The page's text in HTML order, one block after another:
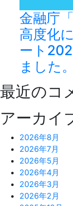
金融庁
高度化
ート
ました。
最近のコ
アーカイ
2026年8月
2026年7月
2026年5月
2026年4月
2026年3月
2026年2月